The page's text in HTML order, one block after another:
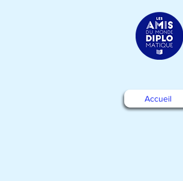
Accueil